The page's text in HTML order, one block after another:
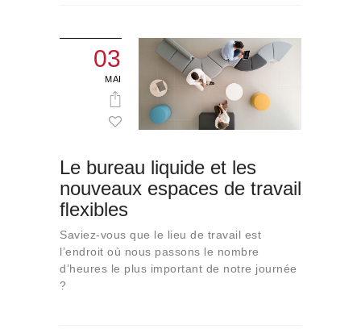
03
MAI
Le bureau liquide et les
nouveaux espaces de travail
ﬂexibles
Saviez-vous que le lieu de travail est
l’endroit où nous passons le nombre
d’heures le plus important de notre journée
?